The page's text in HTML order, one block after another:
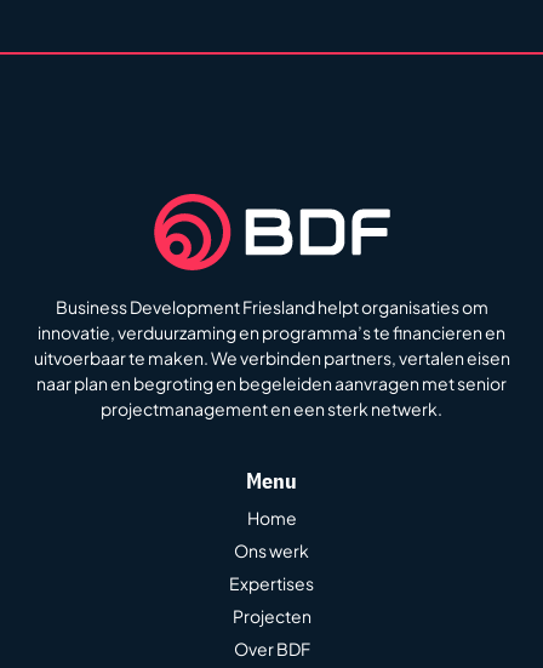
Business Development Friesland helpt organisaties om
innovatie, verduurzaming en programma’s te financieren en
uitvoerbaar te maken. We verbinden partners, vertalen eisen
naar plan en begroting en begeleiden aanvragen met senior
projectmanagement en een sterk netwerk.
Menu
Home
Ons werk
Expertises
Projecten
Over BDF